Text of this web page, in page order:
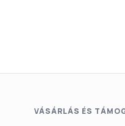
VÁSÁRLÁS ÉS